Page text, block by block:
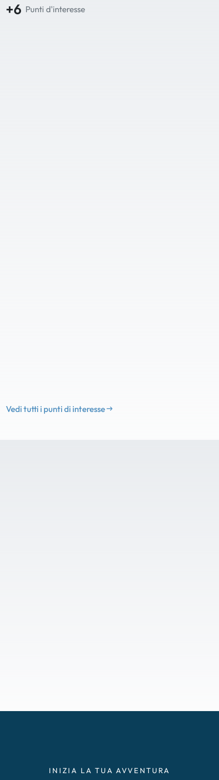
+6 Punti d'interesse
Vedi tutti i punti di interesse
INIZIA LA TUA AVVENTURA